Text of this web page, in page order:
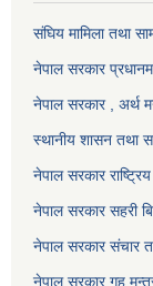
संघिय मामिला तथा
नेपाल सरकार
नेपाल सरकार , अर्थ
स्थानीय शासन तथा
नेपाल सरकार
नेपाल सरकार सहरी
नेपाल सरकार संचार
नेपाल सरकार गृह